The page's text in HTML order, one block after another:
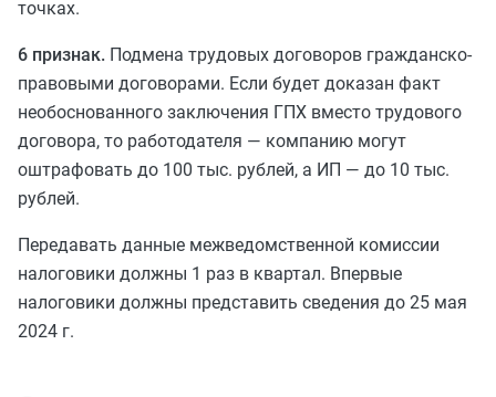
точках.
6 признак. Подмена трудовых договоров гражданско-
правовыми договорами. Если будет доказан факт
необоснованного заключения ГПХ вместо трудового
договора, то работодателя — компанию могут
оштрафовать до 100 тыс. рублей, а ИП — до 10 тыс.
рублей.
Передавать данные межведомственной комиссии
налоговики должны 1 раз в квартал. Впервые
налоговики должны представить сведения до 25 мая
2024 г.